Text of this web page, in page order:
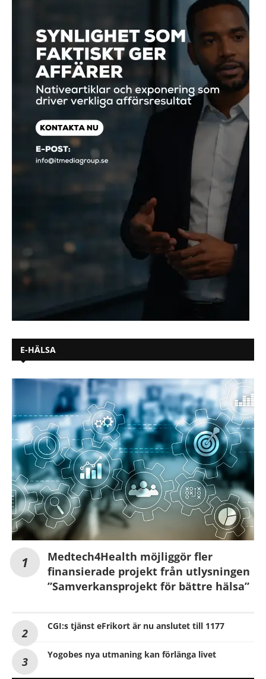
E-HÄLSA
Medtech4Health möjliggör fler
finansierade projekt från utlysningen
”Samverkansprojekt för bättre hälsa”
CGI:s tjänst eFrikort är nu anslutet till 1177
Yogobes nya utmaning kan förlänga livet